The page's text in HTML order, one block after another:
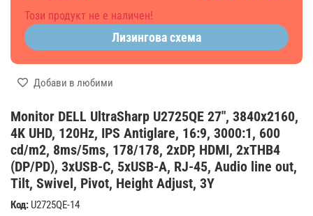
Monitor DELL UltraSharp U2725QE 27", 3840x2160,
4K UHD, 120Hz, IPS Antiglare, 16:9, 3000:1, 600
cd/m2, 8ms/5ms, 178/178, 2xDP, HDMI, 2xTHB4
(DP/PD), 3xUSB-C, 5xUSB-A, RJ-45, Audio line out,
Tilt, Swivel, Pivot, Height Adjust, 3Y
Код: U2725QE-14
Този продукт не е наличен!
Лизингова схема
Добави в любими